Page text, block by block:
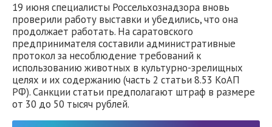
19 июня специалисты Россельхознадзора вновь
проверили работу выставки и убедились, что она
продолжает работать. На саратовского
предпринимателя составили административные
протокол за несоблюдение требований к
использованию животных в культурно-зрелищных
целях и их содержанию (часть 2 статьи 8.53 КоАП
РФ). Санкции статьи предполагают штраф в размере
от 30 до 50 тысяч рублей.